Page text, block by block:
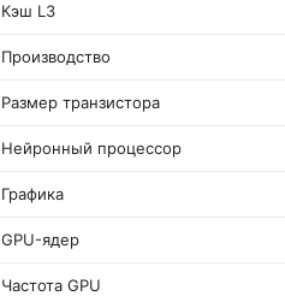
Кэш L3
Производство
Размер транзистора
Нейронный процессор
Графика
GPU-ядер
Частота GPU